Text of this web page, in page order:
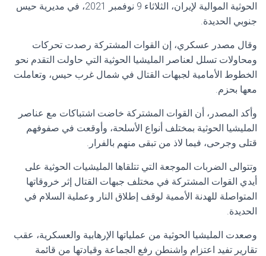
الحوثية الموالية لإيران، الثلاثاء 9 نوفمبر 2021، في مديرية حيس
جنوبي الحديدة.
وقال مصدر عسكري، إن القوات المشتركة رصدت تحركات
ومحاولات تسلل لعناصر المليشيا الحوثية التي حاولت التقدم نحو
الخطوط الأمامية لجبهات القتال في شمال غرب حيس، وتعاملت
معها بحزم.
وأكد المصدر، أن القوات المشتركة خاضت اشتباكات مع عناصر
المليشيا الحوثية بمختلف أنواع الأسلحة، وأوقعت في صفوفهم
قتلى وجرحى، فيما لاذ من تبقى منهم بالفرار.
وتتوالى الضربات الموجعة التي تتلقاها المليشيات الحوثية على
أيدي القوات المشتركة في مختلف جبهات القتال إثر خروقاتها
المتواصلة للهدنة الأممية لوقف إطلاق النار وعملية السلام في
الحديدة.
وصعدت المليشيا الحوثية من عملياتها الإرهابية والعسكرية، عقب
تقارير تفيد اعتزام واشنطن رفع الجماعة وقيادتها من قائمة